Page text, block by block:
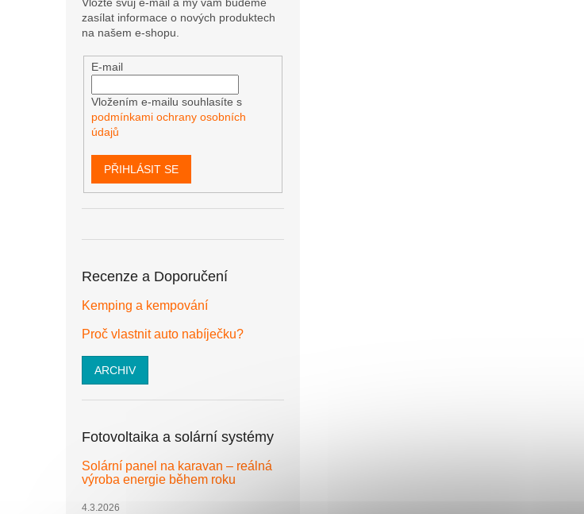
zasílat informace o nových produktech
na našem e-shopu.
E-mail
Vložením e-mailu souhlasíte s
podmínkami ochrany osobních
údajů
PŘIHLÁSIT SE
Recenze a Doporučení
Kemping a kempování
Proč vlastnit auto nabíječku?
ARCHIV
Fotovoltaika a solární systémy
Solární panel na karavan – reálná
výroba energie během roku
4.3.2026